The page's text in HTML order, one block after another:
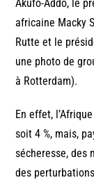
Akufo-Addo, le
africaine Macky
Rutte et le
une photo de
à Rotterdam).
En effet,
soit 4 %, mais,
sécheresse, des
des